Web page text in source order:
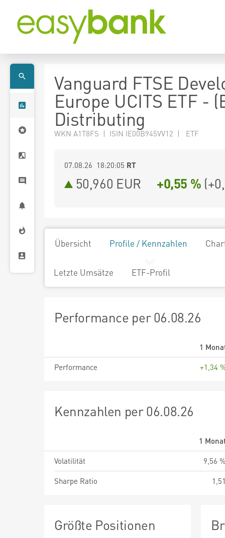
Vanguard FTSE
Europe UCITS ETF -
Distributing
WKN A1T8FS | ISIN IE00B945VV12 | ETF
07.08.26 18:20:05 RT
50,960 EUR +0,55 % (
Übersicht Profile / Kennzahlen
Letzte Umsätze ETF-Profil
Performance per 06.08.26
1
Performance
+1,34
Kennzahlen per 06.08.26
1
Volatilität
9,56
Sharpe Ratio
Größte Positionen